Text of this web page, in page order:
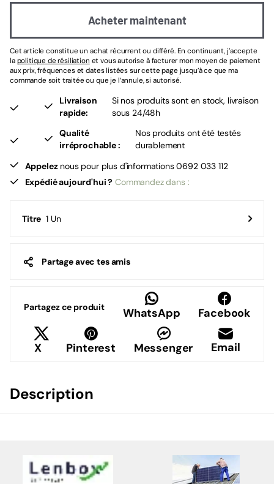
Acheter maintenant
Cet article constitue un achat récurrent ou différé. En continuant, j’accepte
lapolitique de résiliationet vous autorise à facturer mon moyen de paiement
aux prix, fréquences et dates listées sur cette page jusqu’à ce que ma
commande soit traitée ou que je l’annule, si autorisé.
Livraison
rapide:
Si nos produits sont en stock, livraison
sous 24/48h
Qualité
irréprochable :
Nos produits ont été testés
durablement
Appeleznous pour plus d'informations 0692 033 112
Expédié aujourd'hui ? Commandez dans :
Titre 1 Un
Partage avec tes amis
Partagez ce produit WhatsApp Facebook
X Pinterest Messenger Email
Description